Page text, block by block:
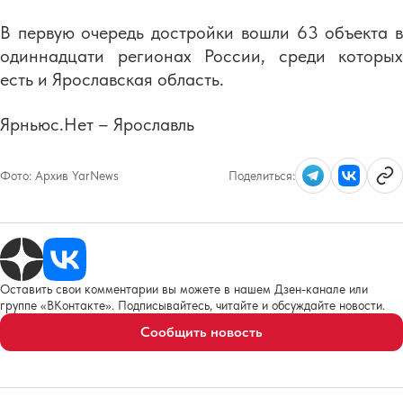
В первую очередь достройки вошли 63 объекта в
одиннадцати регионах России, среди которых
есть и Ярославская область.
Ярньюс.Нет – Ярославль
Фото: Архив YarNews Поделиться:
Оставить свои комментарии вы можете в нашем Дзен-канале или
группе «ВКонтакте». Подписывайтесь, читайте и обсуждайте новости.
Сообщить новость